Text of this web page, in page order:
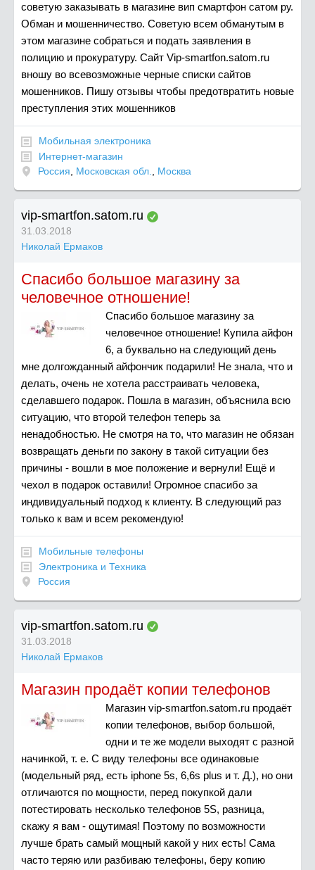
советую заказывать в магазине вип смартфон сатом ру.
Обман и мошенничество. Советую всем обманутым в
этом магазине собраться и подать заявления в
полицию и прокуратуру. Сайт Vip-smartfon.satom.ru
вношу во всевозможные черные списки сайтов
мошенников. Пишу отзывы чтобы предотвратить новые
преступления этих мошенников
Мобильная электроника
Интернет-магазин
Россия
Московская обл. Москва
vip-smartfon.satom.ru
31.03.2018
Николай Ермаков
Спасибо большое магазину за
человечное отношение!
Спасибо большое магазину за
человечное отношение! Купила айфон
6, а буквально на следующий день
мне долгожданный айфончик подарили! Не знала, что и
делать, очень не хотела расстраивать человека,
сделавшего подарок. Пошла в магазин, объяснила всю
ситуацию, что второй телефон теперь за
ненадобностью. Не смотря на то, что магазин не обязан
возвращать деньги по закону в такой ситуации без
причины - вошли в мое положение и вернули! Ещё и
чехол в подарок оставили! Огромное спасибо за
индивидуальный подход к клиенту. В следующий раз
только к вам и всем рекомендую!
Мобильные телефоны
Электроника и Техника
Россия
vip-smartfon.satom.ru
31.03.2018
Николай Ермаков
Магазин продаёт копии телефонов
Магазин vip-smartfon.satom.ru продаёт
копии телефонов, выбор большой,
одни и те же модели выходят с разной
начинкой, т. е. С виду телефоны все одинаковые
(модельный ряд, есть iphone 5s, 6,6s plus и т. Д.), но они
отличаются по мощности, перед покупкой дали
потестировать несколько телефонов 5S, разница,
скажу я вам - ощутимая! Поэтому по возможности
лучше брать самый мощный какой у них есть! Сама
часто теряю или разбиваю телефоны, беру копию